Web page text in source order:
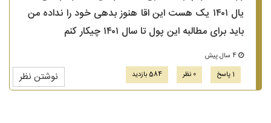
یال ۱۴۰۱ یک هست این اقا هنوز بدهی خود را نداده من
باید برای مطالبه این پول تا سال ۱۴۰۱ چیکار کنم
1 پاسخ
0 نظر 584 بازدید نوشتن نظر